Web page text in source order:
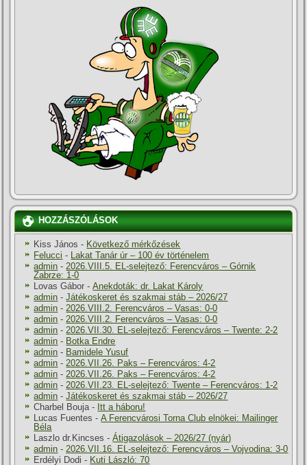
HOZZÁSZÓLÁSOK
Kiss János - Következő mérkőzések
Felucci - Lakat Tanár úr – 100 év történelem
admin - 2026.VIII.5. EL-selejtező: Ferencváros – Górnik
Zabrze: 1-0
Lovas Gábor -Anekdoták: dr. Lakat Károly
admin -Játékoskeret és szakmai stáb – 2026/27
admin - 2026.VIII.2. Ferencváros – Vasas: 0-0
admin - 2026.VIII.2. Ferencváros – Vasas: 0-0
admin - 2026.VII.30. EL-selejtező: Ferencváros – Twente: 2-2
admin - Botka Endre
admin - Bamidele Yusuf
admin - 2026.VII.26. Paks – Ferencváros: 4-2
admin - 2026.VII.26. Paks – Ferencváros: 4-2
admin - 2026.VII.23. EL-selejtező: Twente – Ferencváros: 1-2
admin -Játékoskeret és szakmai stáb – 2026/27
Charbel Bouja - Itt a háboru!
Lucas Fuentes -A Ferencvárosi Torna Club elnökei: Mailinger
Béla
Laszlo dr.Kincses -Átigazolások – 2026/27 (nyár)
admin - 2026.VII.16. EL-selejtező: Ferencváros – Vojvodina: 3-0
Erdélyi Dodi - Kuti László: 70